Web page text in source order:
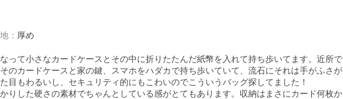
： 厚め
って小さなカードケースとその中に折りたたんだ紙幣を入れて持ち歩いてます。近所で
のカードケースと家の鍵、スマホをハダカで持ち歩いていて、流石にそれは手がふさが
目もわるいし、セキュリティ的にもこわいのでこういうバッグ探してました！
りした硬さの素材でちゃんとしている感がとてもあります。収納はまさにカード何枚か